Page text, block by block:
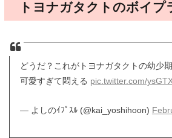
トヨナガタクトのボイプ
どうだ？これがトヨナガタクトの幼少
可愛すぎて悶える pic.twitter.com/
— よしのｲﾌﾟｽﾙ (@kai_yoshihoon)